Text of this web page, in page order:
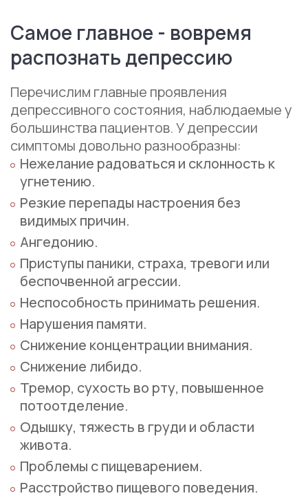
Самое главное - вовремя
распознать депрессию
Перечислим главные проявления
депрессивного состояния, наблюдаемые у
большинства пациентов. У депрессии
симптомы довольно разнообразны:
Нежелание радоваться и склонность к
угнетению.
Резкие перепады настроения без
видимых причин.
Ангедонию.
Приступы паники, страха, тревоги или
беспочвенной агрессии.
Неспособность принимать решения.
Нарушения памяти.
Снижение концентрации внимания.
Снижение либидо.
Тремор, сухость во рту, повышенное
потоотделение.
Одышку, тяжесть в груди и области
живота.
Проблемы с пищеварением.
Расстройство пищевого поведения.